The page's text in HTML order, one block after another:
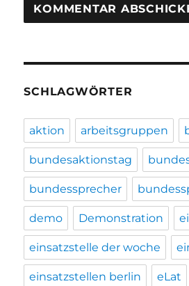
SCHLAGWÖRTER
aktion arbeitsgruppen
bundesaktionstag
bundessprecher
demo Demonstration
einsatzstelle der woche
einsatzstellen berlin eLat